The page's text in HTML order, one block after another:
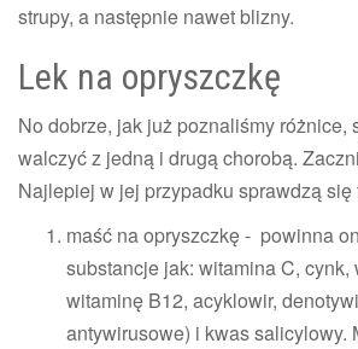
strupy, a następnie nawet blizny.
Lek na opryszczkę
No dobrze, jak już poznaliśmy różnice,
walczyć z jedną i drugą chorobą.
Najlepiej w jej przypadku sprawdzą się
maść na opryszczkę - powinna
substancje jak: witamina C, cynk,
witaminę B12, acyklowir,
antywirusowe) i kwas salicylowy.